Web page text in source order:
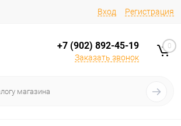
Вход Регистрация
+7 (902) 892-45-19
Заказать звонок
0